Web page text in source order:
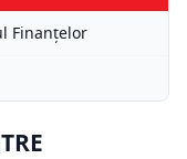
Finanțelor